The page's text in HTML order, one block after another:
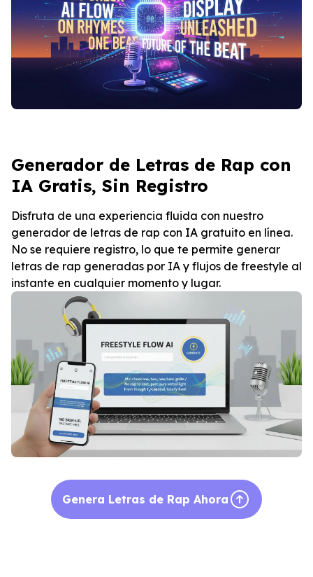
Generador de Letras de Rap con
IA Gratis, Sin Registro
Disfruta de una experiencia fluida con nuestro
generador de letras de rap con IA gratuito en línea.
No se requiere registro, lo que te permite generar
letras de rap generadas por IA y flujos de freestyle al
instante en cualquier momento y lugar.
Genera Letras de Rap Ahora